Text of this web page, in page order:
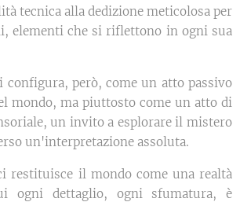
tecnica alla dedizione meticolosa per
elementi che si riflettono in ogni sua
configura, però, come un atto passivo
mondo, ma piuttosto come un atto di
un invito a esplorare il mistero
un'interpretazione assoluta.
restituisce il mondo come una realtà
ogni dettaglio, ogni sfumatura, è